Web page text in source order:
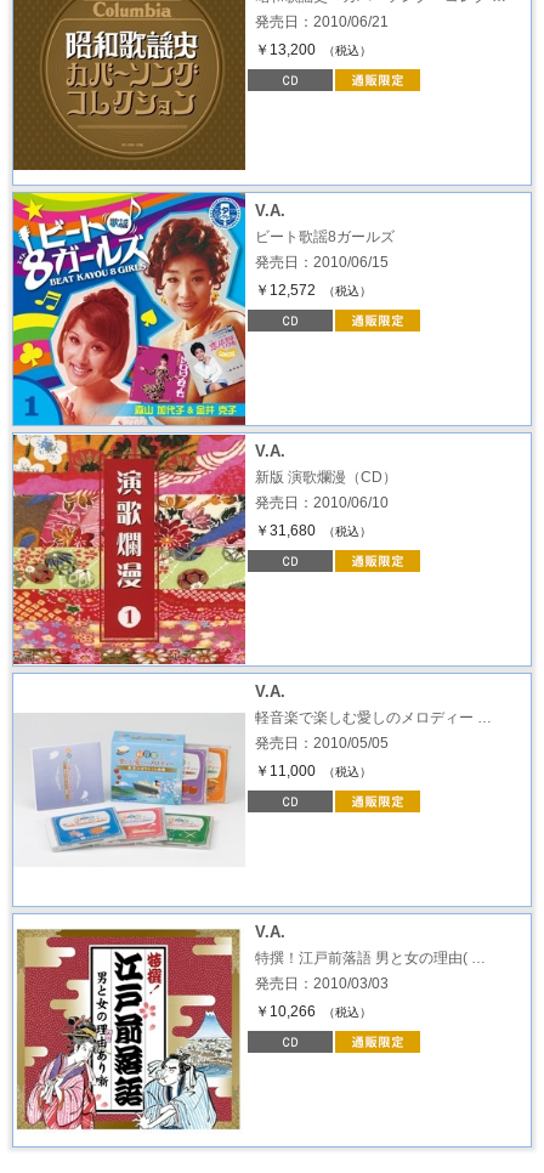
発売日：2010/06/21
￥13,200
（税込）
V.A.
ビート歌謡8ガールズ
発売日：2010/06/15
￥12,572
（税込）
V.A.
新版 演歌爛漫（CD）
発売日：2010/06/10
￥31,680
（税込）
V.A.
軽音楽で楽しむ愛しのメロディー …
発売日：2010/05/05
￥11,000
（税込）
V.A.
特撰！江戸前落語 男と女の理由( …
発売日：2010/03/03
￥10,266
（税込）